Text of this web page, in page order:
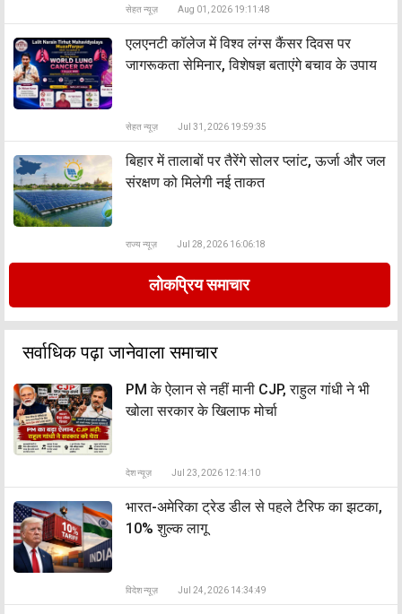
सेहत न्यूज़ Aug 01, 2026 19:11:48
एलएनटी कॉलेज में विश्व लंग्स कैंसर दिवस पर
जागरूकता सेमिनार, विशेषज्ञ बताएंगे बचाव के उपाय
सेहत न्यूज़ Jul 31, 2026 19:59:35
बिहार में तालाबों पर तैरेंगे सोलर प्लांट, ऊर्जा और जल
संरक्षण को मिलेगी नई ताकत
राज्य न्यूज़ Jul 28, 2026 16:06:18
लोकप्रिय समाचार
सर्वाधिक पढ़ा जानेवाला समाचार
PM के ऐलान से नहीं मानी CJP, राहुल गांधी ने भी
खोला सरकार के खिलाफ मोर्चा
देश न्यूज़ Jul 23, 2026 12:14:10
भारत-अमेरिका ट्रेड डील से पहले टैरिफ का झटका,
10% शुल्क लागू
विदेश न्यूज़ Jul 24, 2026 14:34:49